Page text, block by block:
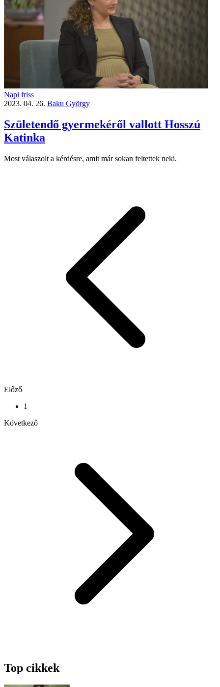
Napi friss
2023. 04. 26. Baku György
Születendő gyermekéről vallott Hosszú
Katinka
Most válaszolt a kérdésre, amit már sokan feltettek neki.
Előző
1
Következő
Top cikkek